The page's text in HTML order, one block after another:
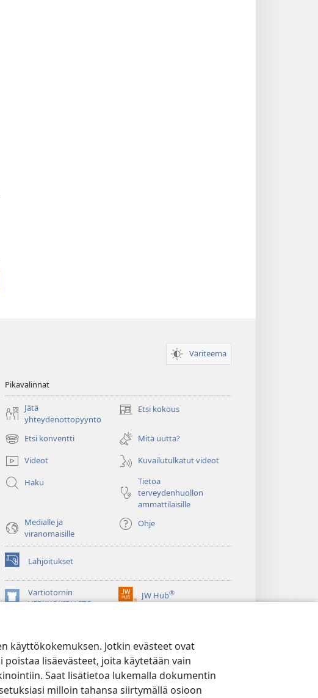
käyttökokemuksen. Jotkin evästeet ovat
lisäevästeet, joita käytetään vain
Saat lisätietoa lukemalla dokumentin
milloin tahansa siirtymällä osioon
Väriteema
Pikavalinnat
Jätä
yhteydenottopyyntö
Etsi kokous
(avaa
ikkunan)
Etsi konventti
(avaa
uuden
ikkunan)
Mitä uutta?
Videot
Kuvailutulkatut videot
Haku
Tietoa
terveydenhuollon
ammattilaisille
Medialle ja
viranomaisille
Ohje
Lahjoitukset
(avaa
uuden
ikkunan)Vartiotornin
VERKKOKIRJASTO
(avaa
JW Hub®
(avaa